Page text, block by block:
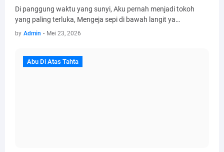
Di panggung waktu yang sunyi, Aku pernah menjadi tokoh
yang paling terluka, Mengeja sepi di bawah langit ya…
by Admin - Mei 23, 2026
Abu Di Atas Tahta
Abu Di Atas Tahta